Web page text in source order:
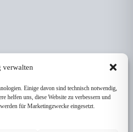
Einige davon sind technisch notwendig,
helfen uns, diese Website zu verbessern und
für Marketingzwecke eingesetzt.